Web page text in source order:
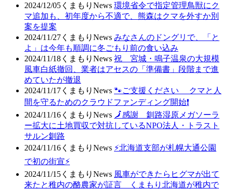
2024/12/05 くまもりNews 環境省令で指定管理鳥獣にク
マ追加も、初年度から不適で、熊森はクマを外すか別
案を提案
2024/11/27 くまもりNews みなさんのドングリで、「と
よ」は今年も順調に冬ごもり前の食い込み
2024/11/18 くまもりNews 祝 宮城・鳴子温泉の大規模
風車白紙撤回、業者はアセスの「準備書」段階まで進
めていたが撤退
2024/11/17 くまもりNews 🐾ご支援ください クマと人
間を守るためのクラウドファンディング開始❗
2024/11/16 くまもりNews 🗾感謝 釧路湿原メガソーラ
ー拡大に土地買収で対抗しているNPO法人・トラスト
サルン釧路
2024/11/16 くまもりNews ⚡北海道支部が札幌大通公園
で初の街宣⚡
2024/11/15 くまもりNews 風車ができたらヒグマが出て
来たと稚内の酪農家が証言 くまもり北海道が稚内で